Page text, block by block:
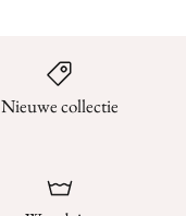
Nieuwe collectie